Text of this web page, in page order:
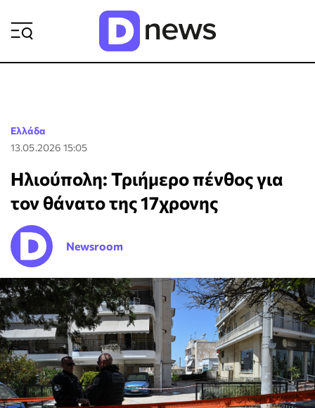
Ελλάδα
13.05.2026 15:05
Ηλιούπολη: Τριήμερο πένθος για
τον θάνατο της 17χρονης
Newsroom